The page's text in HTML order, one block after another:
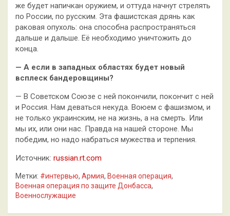
же будет напичкан оружием, и оттуда начнут стрелять
по России, по русским. Эта фашистская дрянь как
раковая опухоль: она способна распространяться
дальше и дальше. Её необходимо уничтожить до
конца.
— А если в западных областях будет новый
всплеск бандеровщины?
— В Советском Союзе с ней покончили, покончит с ней
и Россия. Нам деваться некуда. Воюем с фашизмом, и
не только украинским, не на жизнь, а на смерть. Или
мы их, или они нас. Правда на нашей стороне. Мы
победим, но надо набраться мужества и терпения.
Источник: russian.rt.com
Метки: #интервью, Армия, Военная операция,
Военная операция по защите Донбасса,
Военнослужащие